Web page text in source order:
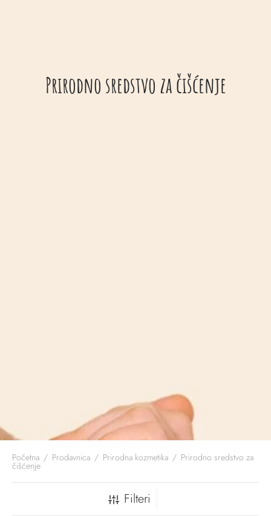
Prirodno sredstvo za čišćenje
Početna / Prodavnica / Prirodna kozmetika / Prirodno sredstvo za
čišćenje
Filteri